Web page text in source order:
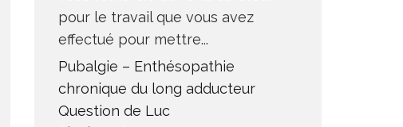
pour le travail que vous avez
effectué pour mettre...
Pubalgie – Enthésopathie
chronique du long adducteur
Question de Luc